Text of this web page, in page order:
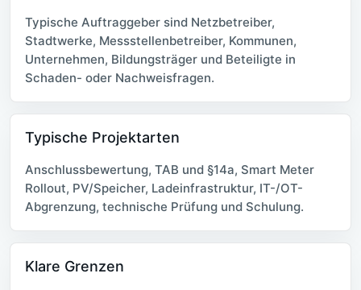
Typische Auftraggeber sind Netzbetreiber,
Stadtwerke, Messstellenbetreiber, Kommunen,
Unternehmen, Bildungsträger und Beteiligte in
Schaden- oder Nachweisfragen.
Typische Projektarten
Anschlussbewertung, TAB und §14a, Smart Meter
Rollout, PV/Speicher, Ladeinfrastruktur, IT-/OT-
Abgrenzung, technische Prüfung und Schulung.
Klare Grenzen